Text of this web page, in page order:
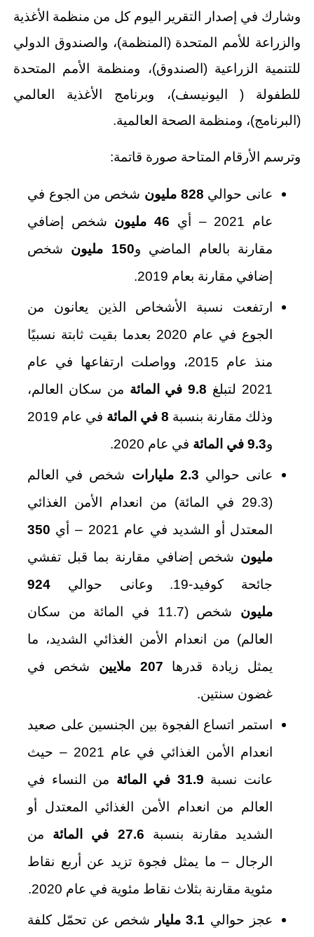
وشارك في إصدار التقرير اليوم كل من منظمة الأغذية
والزراعة للأمم المتحدة (المنظمة)، والصندوق الدولي
للتنمية الزراعية (الصندوق)، ومنظمة الأمم المتحدة
للطفولة ( اليونيسف)، وبرنامج الأغذية العالمي
(البرنامج)، ومنظمة الصحة العالمية.
وترسم الأرقام المتاحة صورة قاتمة:
عانى حوالي 828 مليون
شخص من الجوع في
عام 2021 – أي
46 مليون
شخص إضافي
مقارنة بالعام الماضي و150 مليون
شخص
إضافي مقارنة بعام 2019.
ارتفعت نسبة الأشخاص الذين يعانون من
الجوع في عام 2020 بعدما بقيت ثابتة نسبيًا
منذ عام 2015، وواصلت ارتفاعها في عام
2021 لتبلغ
9.8 في المائة
من سكان العالم،
وذلك مقارنة بنسبة 8 في المائة
في عام 2019
و9.3 في المائة في عام 2020.
عانى حوالي 2.3 مليارات
شخص في العالم
(29.3 في المائة) من انعدام الأمن الغذائي
المعتدل أو الشديد في عام 2021 – أي
350
مليون شخص إضافي مقارنة بما قبل تفشي
جائحة كوفيد‑19. وعانى حوالي
924
مليون
شخص (11.7 في المائة من سكان
العالم) من انعدام الأمن الغذائي الشديد، ما
يمثل زيادة قدرها 207 ملايين
شخص في
غضون سنتين.
استمر اتساع الفجوة بين الجنسين على صعيد
انعدام الأمن الغذائي في عام 2021 – حيث
عانت نسبة 31.9 في المائة
من النساء في
العالم من انعدام الأمن الغذائي المعتدل أو
الشديد مقارنة بنسبة 27.6 في المائة
من
الرجال – ما يمثل فجوة تزيد عن أربع نقاط
مئوية مقارنة بثلاث نقاط مئوية في عام 2020.
عجز حوالي 3.1 مليار شخص عن تحمّل كلفة